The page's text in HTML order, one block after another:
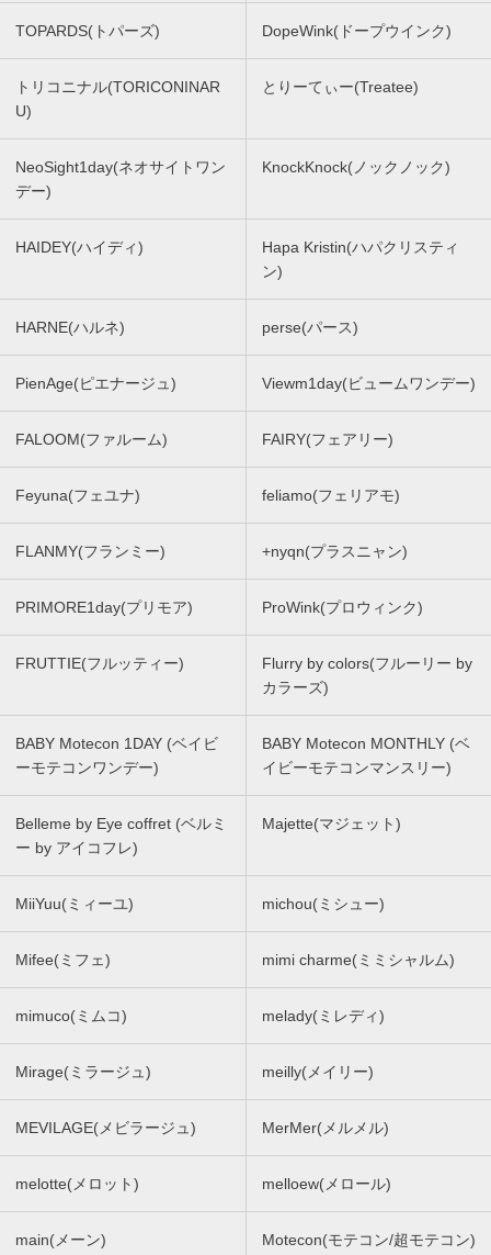
TOPARDS(トパーズ) DopeWink(ドープウインク)
トリコニナル(TORICONINAR
U)
とりーてぃー(Treatee)
NeoSight1day(ネオサイトワン
デー)
KnockKnock(ノックノック)
HAIDEY(ハイディ)
Hapa Kristin(ハパクリスティ
ン)
HARNE(ハルネ) perse(パース)
PienAge(ピエナージュ) Viewm1day(ビュームワンデー)
FALOOM(ファルーム) FAIRY(フェアリー)
Feyuna(フェユナ) feliamo(フェリアモ)
FLANMY(フランミー) +nyqn(プラスニャン)
PRIMORE1day(プリモア) ProWink(プロウィンク)
FRUTTIE(フルッティー)
Flurry by colors(フルーリー by
カラーズ)
BABY Motecon 1DAY (ベイビ
ーモテコンワンデー)
BABY Motecon MONTHLY (ベ
イビーモテコンマンスリー)
Belleme by Eye coffret (ベルミ
ー by アイコフレ)
Majette(マジェット)
MiiYuu(ミィーユ) michou(ミシュー)
Mifee(ミフェ) mimi charme(ミミシャルム)
mimuco(ミムコ) melady(ミレディ)
Mirage(ミラージュ) meilly(メイリー)
MEVILAGE(メビラージュ) MerMer(メルメル)
melotte(メロット) melloew(メロール)
main(メーン) Motecon(モテコン/超モテコン)